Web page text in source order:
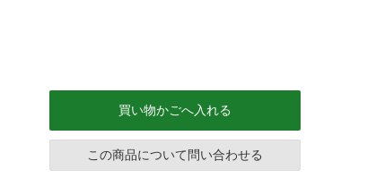
買い物かごへ入れる
この商品について問い合わせる